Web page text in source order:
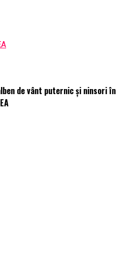
de vânt puternic şi ninsori în